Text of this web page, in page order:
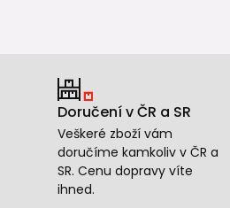
Doručení v ČR a SR
Veškeré zboží vám
doručíme kamkoliv v ČR a
SR. Cenu dopravy víte
ihned.